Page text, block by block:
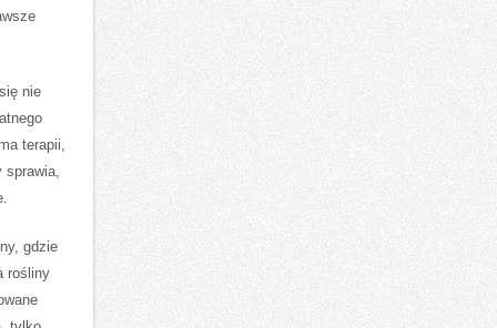
nie
terapii,
sprawia,
gdzie
rośliny